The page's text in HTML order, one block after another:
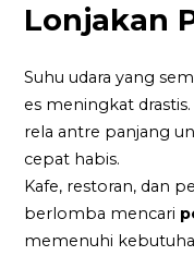
Lonjakan
Suhu udara yang
es meningkat
rela antre panjang
cepat habis.
Kafe, restoran, dan
berlomba mencari
memenuhi